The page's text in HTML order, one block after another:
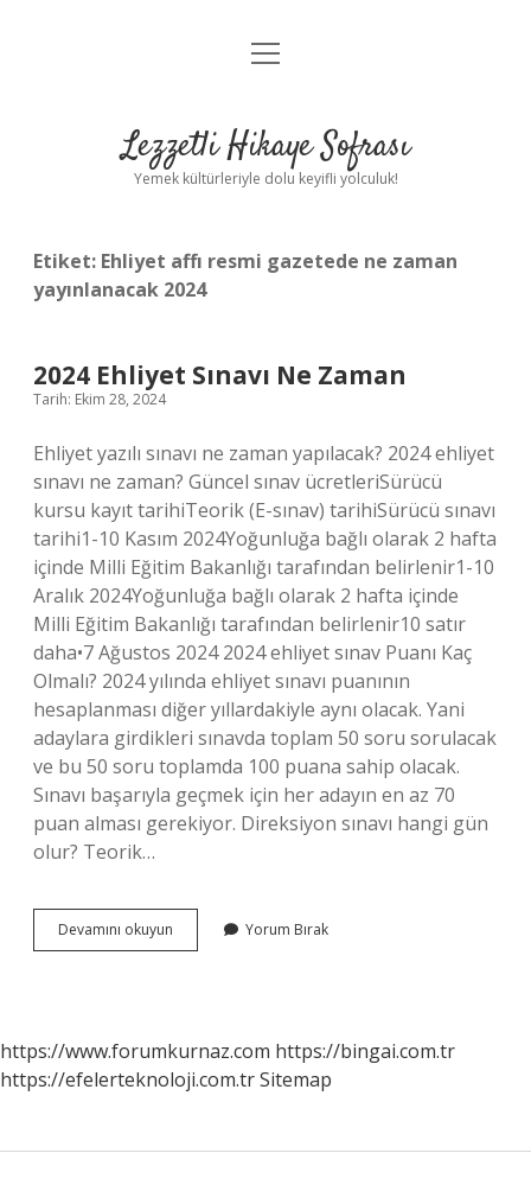
Anasayfa
Yasal Uyarı
menüyü
Lezzetli Hikaye Sofrası
Yemek kültürleriyle dolu keyifli yolculuk!
Etiket: Ehliyet affı resmi gazetede ne zaman
yayınlanacak 2024
2024 Ehliyet Sınavı Ne Zaman
Tarih: Ekim 28, 2024
Ehliyet yazılı sınavı ne zaman yapılacak? 2024 ehliyet
sınavı ne zaman? Güncel sınav ücretleriSürücü
kursu kayıt tarihiTeorik (E-sınav) tarihiSürücü sınavı
tarihi1-10 Kasım 2024Yoğunluğa bağlı olarak 2 hafta
içinde Milli Eğitim Bakanlığı tarafından belirlenir1-10
Aralık 2024Yoğunluğa bağlı olarak 2 hafta içinde
Milli Eğitim Bakanlığı tarafından belirlenir10 satır
daha•7 Ağustos 2024 2024 ehliyet sınav Puanı Kaç
Olmalı? 2024 yılında ehliyet sınavı puanının
hesaplanması diğer yıllardakiyle aynı olacak. Yani
adaylara girdikleri sınavda toplam 50 soru sorulacak
ve bu 50 soru toplamda 100 puana sahip olacak.
Sınavı başarıyla geçmek için her adayın en az 70
puan alması gerekiyor. Direksiyon sınavı hangi gün
olur? Teorik…
Devamını okuyun
Ehliyet
Yorum Bırak
https://www.forumkurnaz.com https://bingai.com.tr
https://efelerteknoloji.com.trSitemap